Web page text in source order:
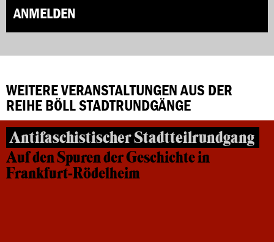
ANMELDEN
WEITERE VERANSTALTUNGEN AUS DER
REIHE BÖLL STADTRUNDGÄNGE
Antifaschistischer Stadtteilrundgang
Auf den Spuren der Geschichte in
Frankfurt-Rödelheim